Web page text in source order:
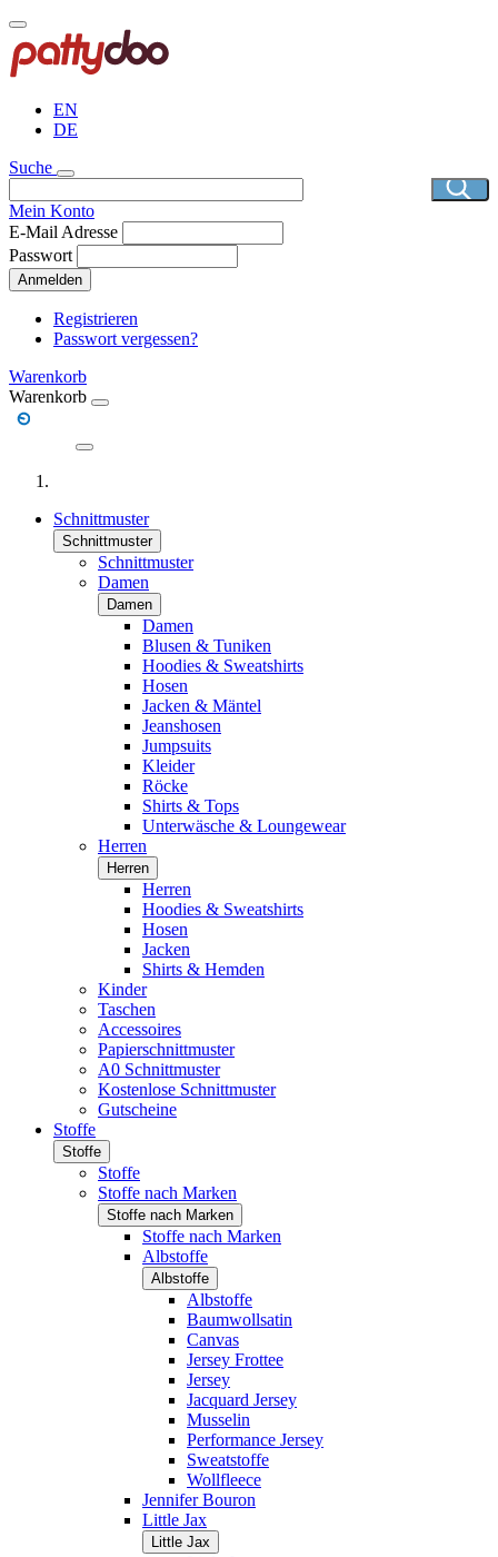
Direkt
zum
Inhalt
EN
DE
Suche
Mein Konto
E-Mail Adresse
Passwort
Anmelden
Registrieren
Passwort vergessen?
Warenkorb
Warenkorb
Schnittmuster
Schnittmuster
Schnittmuster
Damen
Damen
Damen
Blusen & Tuniken
Hoodies & Sweatshirts
Hosen
Jacken & Mäntel
Jeanshosen
Jumpsuits
Kleider
Röcke
Shirts & Tops
Unterwäsche & Loungewear
Herren
Herren
Herren
Hoodies & Sweatshirts
Hosen
Jacken
Shirts & Hemden
Kinder
Taschen
Accessoires
Papierschnittmuster
A0 Schnittmuster
Kostenlose Schnittmuster
Gutscheine
Stoffe
Stoffe
Stoffe
Stoffe nach Marken
Stoffe nach Marken
Stoffe nach Marken
Albstoffe
Albstoffe
Albstoffe
Baumwollsatin
Canvas
Jersey Frottee
Jersey
Jacquard Jersey
Musselin
Performance Jersey
Sweatstoffe
Wollfleece
Jennifer Bouron
Little Jax
Little Jax